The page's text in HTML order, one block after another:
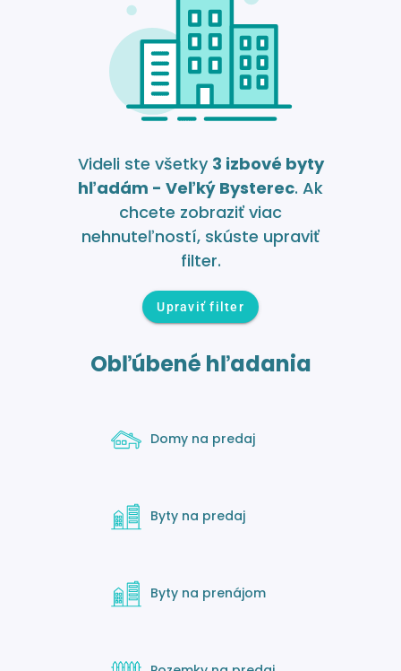
Videli ste všetky 3 izbové byty
hľadám - Veľký Bysterec. Ak
chcete zobraziť viac
nehnuteľností, skúste upraviť
filter.
Upraviť filter
Obľúbené hľadania
Domy na predaj
Byty na predaj
Byty na prenájom